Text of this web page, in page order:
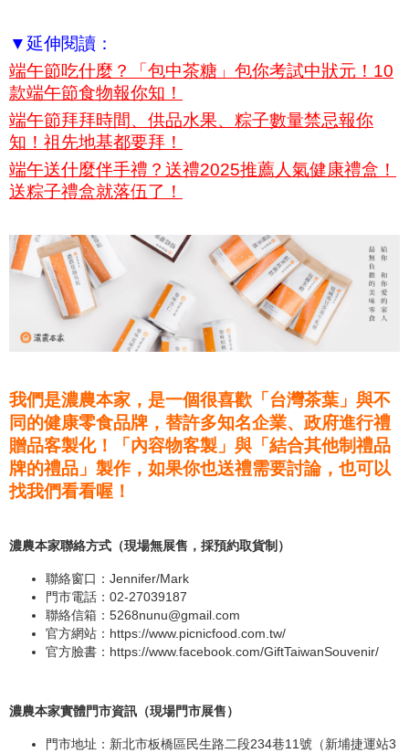
▼延伸閱讀：
端午節吃什麼？「包中茶糖」包你考試中狀元！10
款端午節食物報你知！
端午節拜拜時間、供品水果、粽子數量禁忌報你
知！祖先地基都要拜！
端午送什麼伴手禮？送禮2025推薦人氣健康禮盒！
送粽子禮盒就落伍了！
我們是濃農本家，是一個很喜歡「台灣茶葉」與不
同的健康零食品牌，替許多知名企業、政府進行禮
贈品客製化！「內容物客製」與「結合其他制禮品
牌的禮品」製作，如果你也送禮需要討論，也可以
找我們看看喔！
濃農本家聯絡方式（現場無展售，採預約取貨制）
聯絡窗口：Jennifer/Mark
門市電話：02-27039187
聯絡信箱： 5268nunu@gmail.com
官方網站： https://www.picnicfood.com.tw/
官方臉書： https://www.facebook.com/GiftTaiwanSouvenir/
濃農本家實體門市資訊（現場門市展售）
門市地址：新北市板橋區民生路二段234巷11號（新埔捷運站3